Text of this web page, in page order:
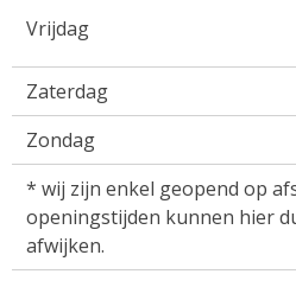
Vrijdag
Zaterdag
Zondag
* wij zijn enkel geopend op
openingstijden kunnen hier
afwijken.